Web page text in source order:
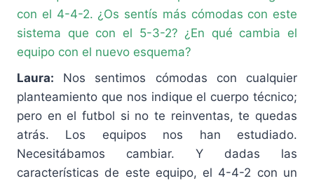
con el 4-4-2. ¿Os sentís más cómodas con este
sistema que con el 5-3-2? ¿En qué cambia el
equipo con el nuevo esquema?
Laura: Nos sentimos cómodas con cualquier
planteamiento que nos indique el cuerpo técnico;
pero en el futbol si no te reinventas, te quedas
atrás. Los equipos nos han estudiado.
Necesitábamos cambiar. Y dadas las
características de este equipo, el 4-4-2 con un